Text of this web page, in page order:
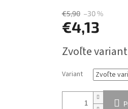
€5,90 –30 %
€4,13
cena:
Zvoľte variant
Variant